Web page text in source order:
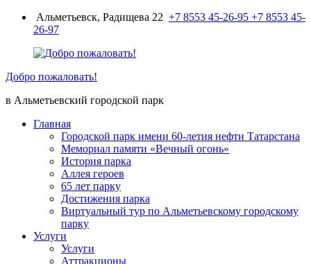
ПерейтиАльметьевск, Радищева 22 +7 8553 45-26-95 +7 8553 45-
26-97
Добро пожаловать!
в Альметьевский городской парк
Главная
Городской парк имени 60-летия нефти Татарстана
Мемориал памяти «Вечный огонь»
История парка
Аллея героев
65 лет парку
Достижения парка
Виртуальный тур по Альметьевскому городскому
парку
Услуги
Услуги
Аттракционы